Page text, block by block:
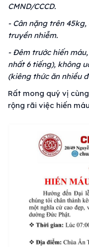
CMND/CCCD.
- Cân nặng trên
truyền nhiễm.
- Đêm trước hiến
nhất 6 tiếng), không
(kiêng thức ăn nhiều
Rất mong quý vị
rộng rãi việc hiến